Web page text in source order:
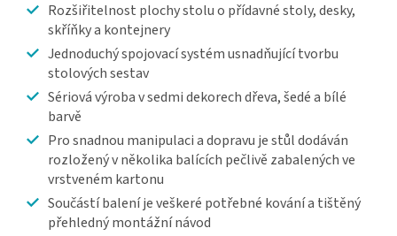
Rozšiřitelnost plochy stolu o přídavné stoly, desky,
skříňky a kontejnery
Jednoduchý spojovací systém usnadňující tvorbu
stolových sestav
Sériová výroba v sedmi dekorech dřeva, šedé a bílé
barvě
Pro snadnou manipulaci a dopravu je stůl dodáván
rozložený v několika balících pečlivě zabalených ve
vrstveném kartonu
Součástí balení je veškeré potřebné kování a tištěný
přehledný montážní návod